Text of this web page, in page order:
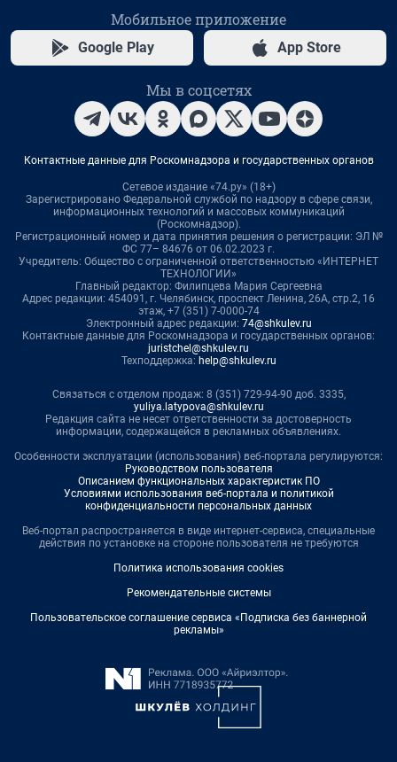
Мобильное приложение
Google Play App Store
Мы в соцсетях
Контактные данные для Роскомнадзора и государственных органов
Сетевое издание «74.ру» (18+)
Зарегистрировано Федеральной службой по надзору в сфере связи,
информационных технологий и массовых коммуникаций
(Роскомнадзор).
Регистрационный номер и дата принятия решения о регистрации: ЭЛ №
ФС 77– 84676 от 06.02.2023 г.
Учредитель: Общество с ограниченной ответственностью «ИНТЕРНЕТ
ТЕХНОЛОГИИ»
Главный редактор: Филипцева Мария Сергеевна
Адрес редакции: 454091, г. Челябинск, проспект Ленина, 26А, стр.2, 16
этаж, +7 (351) 7-0000-74
Электронный адрес редакции: 74@shkulev.ru
Контактные данные для Роскомнадзора и государственных органов:
juristchel@shkulev.ru
Техподдержка: help@shkulev.ru
Связаться с отделом продаж: 8 (351) 729-94-90 доб. 3335,
yuliya.latypova@shkulev.ru
Редакция сайта не несет ответственности за достоверность
информации, содержащейся в рекламных объявлениях.
Особенности эксплуатации (использования) веб-портала регулируются:
Руководством пользователя
Описанием функциональных характеристик ПО
Условиями использования веб-портала и политикой
конфиденциальности персональных данных
Веб-портал распространяется в виде интернет-сервиса, специальные
действия по установке на стороне пользователя не требуются
Политика использования cookies
Рекомендательные системы
Пользовательское соглашение сервиса «Подписка без баннерной
рекламы»